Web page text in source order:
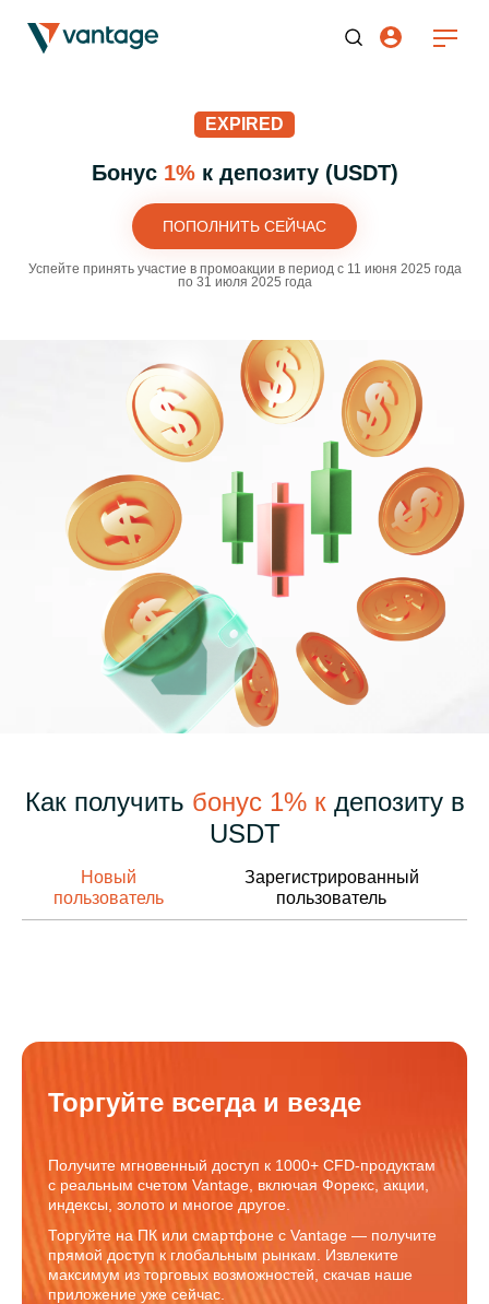
EXPIRED
Бонус 1%к депозиту (USDT)
ПОПОЛНИТЬ СЕЙЧАС
Успейте принять участие в промоакции в период с 11 июня 2025 года
по 31 июля 2025 года
Как получить бонус 1% кдепозиту в
USDT
Новый
пользователь
Зарегистрированный
пользователь
Торгуйте всегда и везде
Получите мгновенный доступ к 1000+ CFD-продуктам
с реальным счетом Vantage, включая Форекс, акции,
индексы, золото и многое другое.
Торгуйте на ПК или смартфоне с Vantage — получите
прямой доступ к глобальным рынкам. Извлеките
максимум из торговых возможностей, скачав наше
приложение уже сейчас.